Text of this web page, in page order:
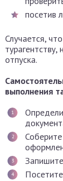
посетив
Случается,
отпуска.
выполнения